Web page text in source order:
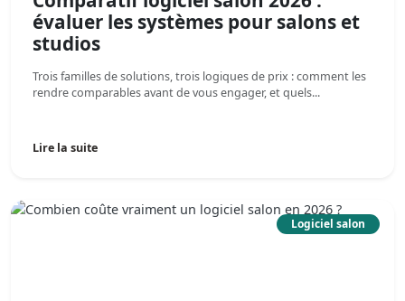
évaluer les systèmes pour salons et
studios
Trois familles de solutions, trois logiques de prix : comment les
rendre comparables avant de vous engager, et quels...
Lire la suite
Logiciel salon